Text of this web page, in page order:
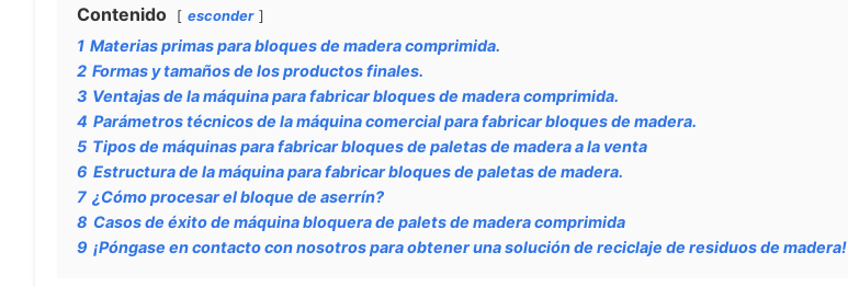
Contenido esconder
1 Materias primas para bloques de madera comprimida.
2 Formas y tamaños de los productos finales.
3 Ventajas de la máquina para fabricar bloques de madera comprimida.
4 Parámetros técnicos de la máquina comercial para fabricar bloques de madera.
5 Tipos de máquinas para fabricar bloques de paletas de madera a la venta
6 Estructura de la máquina para fabricar bloques de paletas de madera.
7 ¿Cómo procesar el bloque de aserrín?
8 Casos de éxito de máquina bloquera de palets de madera comprimida
9 ¡Póngase en contacto con nosotros para obtener una solución de reciclaje de residuos de madera!